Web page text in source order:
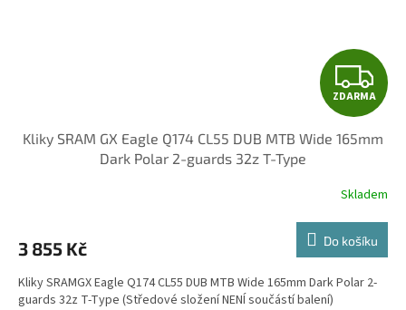
Z
D
A
R
M
A
ZDARMA
Kliky SRAM GX Eagle Q174 CL55 DUB MTB Wide 165mm
Dark Polar 2-guards 32z T-Type
Skladem
3 855 Kč Do košíku
Kliky SRAMGX Eagle Q174 CL55 DUB MTB Wide 165mm Dark Polar 2-
guards 32z T-Type (Středové složení NENÍ součástí balení)